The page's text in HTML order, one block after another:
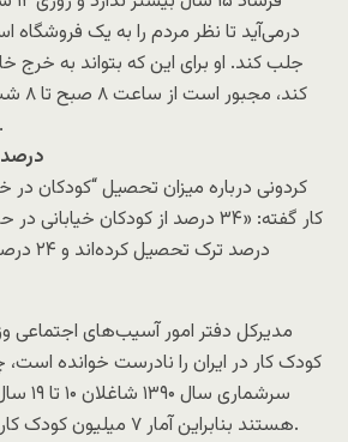
درمی‌آید تا نظر مردم را به یک فروشگاه
هزارتومان مزد می‌گیرد.
۴۰
کردونی درباره میزان تحصیل “کودکان در
درصد
کودک کار در ایران را نادرست خوانده
هستند بنابراین آمار ۷ میلیون کودک کار نمی‌تواند درست باشد.